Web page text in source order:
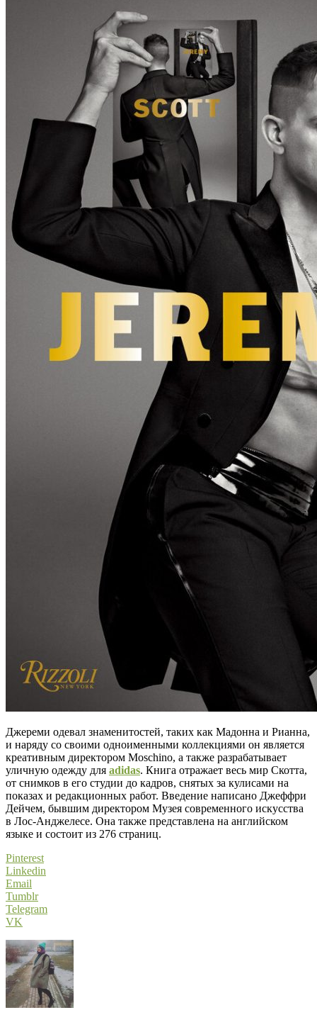
Джереми одевал знаменитостей, таких как Мадонна и Рианна,
и наряду со своими одноименными коллекциями он является
креативным директором Moschino, а также разрабатывает
уличную одежду для adidas. Книга отражает весь мир Скотта,
от снимков в его студии до кадров, снятых за кулисами на
показах и редакционных работ. Введение написано Джеффри
Дейчем, бывшим директором Музея современного искусства
в Лос-Анджелесе. Она также представлена на английском
языке и состоит из 276 страниц.
Pinterest
Linkedin
Email
Tumblr
Telegram
VK